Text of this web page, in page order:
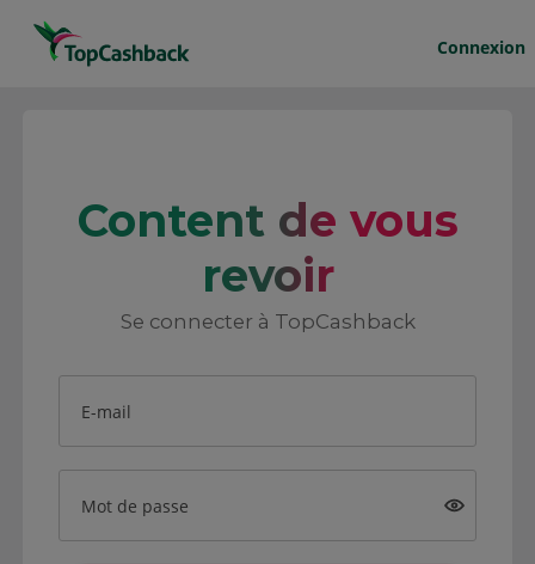
Connexion
Content de vous
revoir
Se connecter à TopCashback
E-mail
Mot de passe